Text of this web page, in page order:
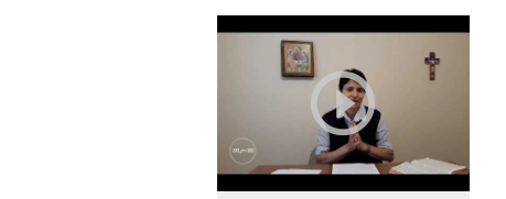
play_circle_outline